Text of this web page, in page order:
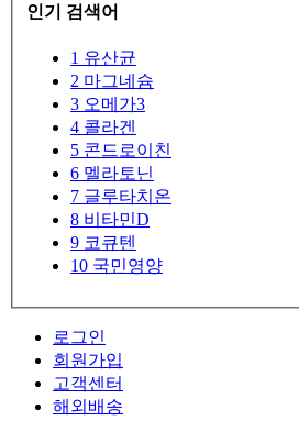
인기 검색어
1 유산균
2 마그네슘
3 오메가3
4 콜라겐
5 콘드로이친
6 멜라토닌
7 글루타치온
8 비타민D
9 코큐텐
10 국민영양
로그인
회원가입
고객센터
해외배송